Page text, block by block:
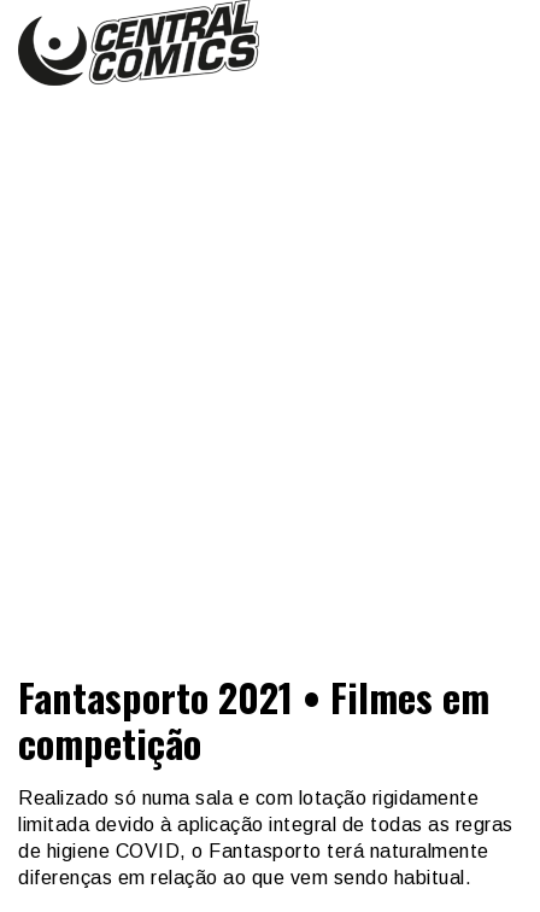
Central Comics
Fantasporto 2021 • Filmes em
competição
Realizado só numa sala e com lotação rigidamente
limitada devido à aplicação integral de todas as regras
de higiene COVID, o Fantasporto terá naturalmente
diferenças em relação ao que vem sendo habitual.